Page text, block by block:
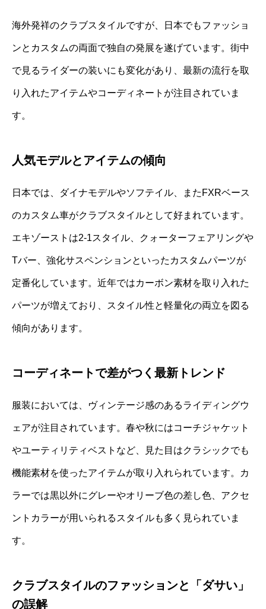
海外発祥のクラブスタイルですが、日本でもファッショ
ンとカスタムの両面で独自の発展を遂げています。街中
で見るライダーの装いにも変化があり、最新の流行を取
り入れたアイテムやコーディネートが注目されていま
す。
人気モデルとアイテムの傾向
日本では、ダイナモデルやソフテイル、またFXRベース
のカスタム車がクラブスタイルとして好まれています。
エキゾーストは2-1スタイル、クォーターフェアリングや
Tバー、強化サスペンションといったカスタムパーツが
定番化しています。近年ではカーボン素材を取り入れた
パーツが増えており、スタイル性と軽量化の両立を図る
傾向があります。
コーディネートで差がつく最新トレンド
服装においては、ヴィンテージ感のあるライディングウ
ェアが注目されています。春や秋にはコーチジャケット
やユーティリティベストなど、見た目はクラシックでも
機能素材を使ったアイテムが取り入れられています。カ
ラーでは黒以外にグレーやオリーブ色の差し色、アクセ
ントカラーが用いられるスタイルも多く見られていま
す。
クラブスタイルのファッションと「ダサい」
の誤解